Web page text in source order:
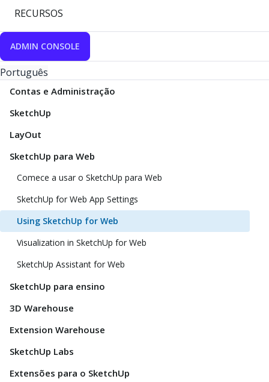
RECURSOS
ADMIN CONSOLE
Português
Contas e Administração
SketchUp
LayOut
SketchUp para Web
Comece a usar o SketchUp para Web
SketchUp for Web App Settings
Using SketchUp for Web
Visualization in SketchUp for Web
SketchUp Assistant for Web
SketchUp para ensino
3D Warehouse
Extension Warehouse
SketchUp Labs
Extensões para o SketchUp